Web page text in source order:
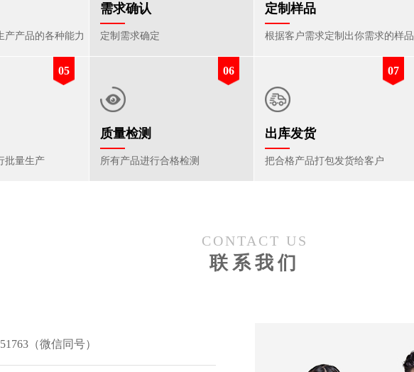
产产品的各种能力
需求确认
定制需求确定
定制样品
根据客户需求定制出你需求的样品
批量生产
05
质量检测
所有产品进行合格检测
06
出库发货
把合格产品打包发货给客户
07
CONTACT US
联系我们
（微信同号）